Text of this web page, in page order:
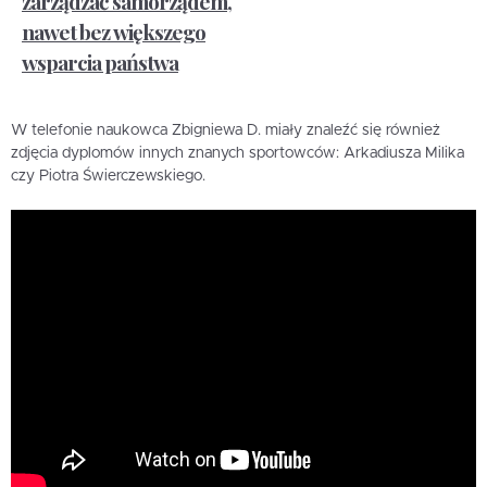
nawet bez większego
wsparcia państwa
W telefonie naukowca Zbigniewa D. miały znaleźć się również
zdjęcia dyplomów innych znanych sportowców: Arkadiusza Milika
czy Piotra Świerczewskiego.